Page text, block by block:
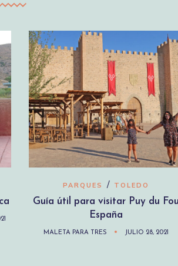
PARQUES / TOLEDO
Guía útil para visitar Puy du Fou
España
MALETA PARA TRES JULIO 28, 2021